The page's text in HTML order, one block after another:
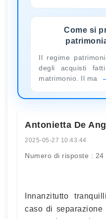
Come si
Il regime
degli acquisti
matrimonio. Il ma
Antonietta De
2025-05-27 10:43:44
Numero di risposte : 24
Innanzitutto
caso di